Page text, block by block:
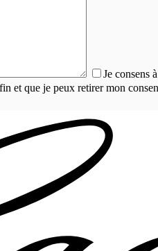
Je consens
et que je peux retirer mon